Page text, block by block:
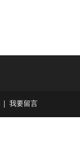
我要留言